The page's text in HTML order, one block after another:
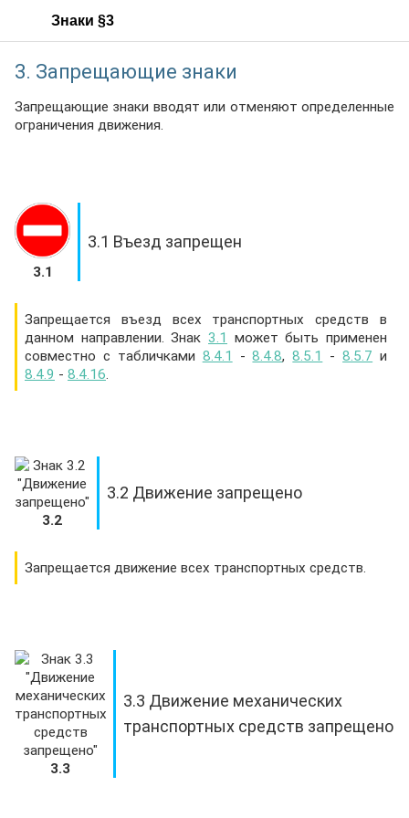
Знаки §3
3. Запрещающие знаки
Запрещающие знаки вводят или отменяют определенные
ограничения движения.
3.1
3.1 Въезд запрещен
Запрещается въезд всех транспортных средств в
данном направлении. Знак 3.1
может быть применен
совместно с табличками 8.4.1 -8.4.8,8.5.1 -8.5.7 и
8.4.9 - 8.4.16.
3.2
3.2 Движение запрещено
Запрещается движение всех транспортных средств.
3.3
3.3 Движение механических
транспортных средств запрещено